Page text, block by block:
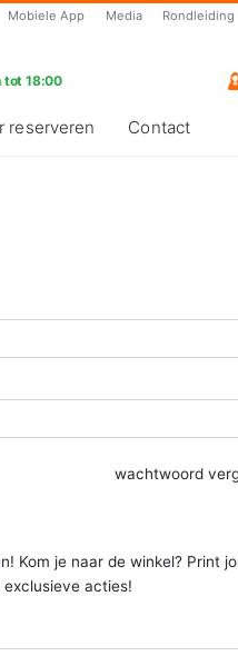
Mobiele App Media Rondleiding
tot 18:00
reserveren Contact
wachtwoord
Kom je naar de winkel? Print
acties!